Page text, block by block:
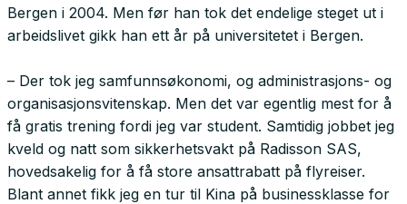
Bergen i 2004. Men før han tok det endelige steget ut i
arbeidslivet gikk han ett år på universitetet i Bergen.
– Der tok jeg samfunnsøkonomi, og administrasjons- og
organisasjonsvitenskap. Men det var egentlig mest for å
få gratis trening fordi jeg var student. Samtidig jobbet jeg
kveld og natt som sikkerhetsvakt på Radisson SAS,
hovedsakelig for å få store ansattrabatt på flyreiser.
Blant annet fikk jeg en tur til Kina på businessklasse for